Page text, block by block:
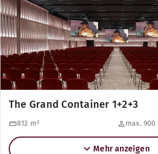
The Grand Container 1+2+3
812 m² max. 900
Mehr anzeigen